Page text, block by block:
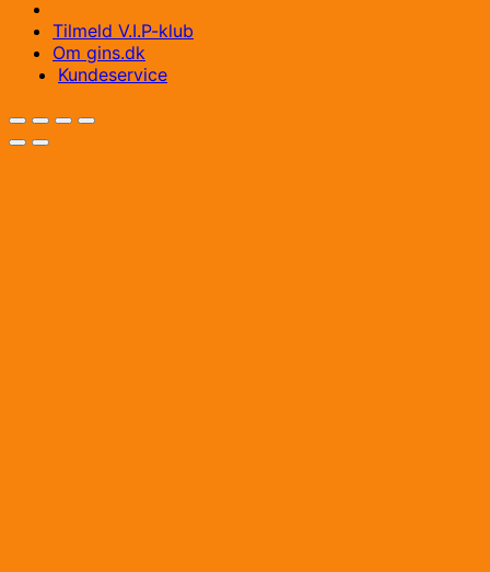
Tilmeld V.I.P-klub
Om gins.dk
Kundeservice